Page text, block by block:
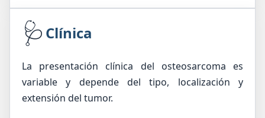
🩺 Clínica
La presentación clínica del osteosarcoma es
variable y depende del tipo, localización y
extensión del tumor.